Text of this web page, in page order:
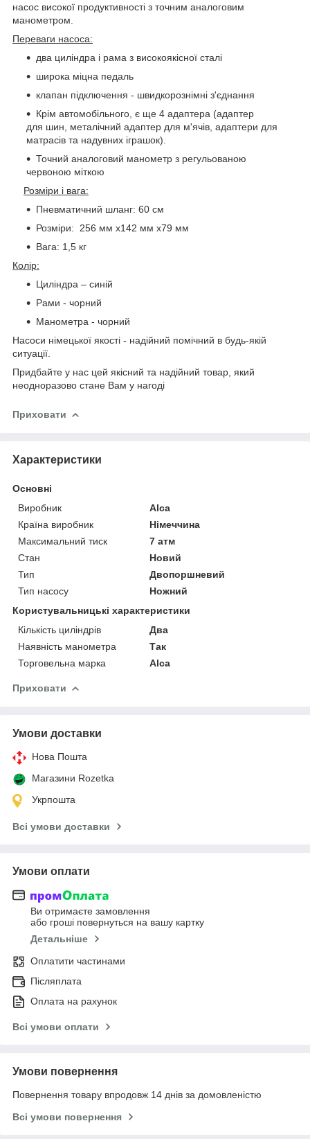
насос високої продуктивності з точним аналоговим
манометром.
Переваги насоса:
два циліндра і рама з високоякісної сталі
широка міцна педаль
клапан підключення - швидкорознімні з'єднання
Крім автомобільного, є ще 4 адаптера (адаптер
для шин, металічний адаптер для м'ячів, адаптери для
матрасів та надувних іграшок).
Точний аналоговий манометр з регульованою
червоною міткою
Розміри і вага:
Пневматичний шланг: 60 см
Розміри: 256 мм х142 мм х79 мм
Вага: 1,5 кг
Колір:
Циліндра – синій
Рами - чорний
Манометра - чорний
Насоси німецької якості - надійний помічний в будь-якій
ситуації.
Придбайте у нас цей якісний та надійний товар, який
неодноразово стане Вам у нагоді
Приховати
Характеристики
Основні
Виробник
Alca
Країна виробник
Німеччина
Максимальний тиск
7 атм
Стан
Новий
Тип
Двопоршневий
Тип насосу
Ножний
Користувальницькі характеристики
Кількість циліндрів
Два
Наявність манометра
Так
Торговельна марка
Alca
Приховати
Умови доставки
Нова Пошта
Магазини Rozetka
Укрпошта
Всі умови доставки
Умови оплати
Ви отримаєте замовлення
або гроші повернуться на вашу картку
Детальніше
Оплатити частинами
Післяплата
Оплата на рахунок
Всі умови оплати
Умови повернення
Повернення товару впродовж 14 днів за домовленістю
Всі умови повернення